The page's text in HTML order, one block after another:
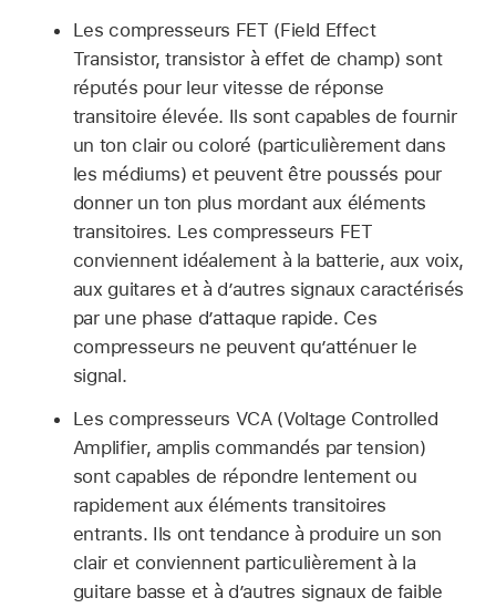
Les compresseurs FET (Field Effect
Transistor, transistor à effet de champ) sont
réputés pour leur vitesse de réponse
transitoire élevée. Ils sont capables de fournir
un ton clair ou coloré (particulièrement dans
les médiums) et peuvent être poussés pour
donner un ton plus mordant aux éléments
transitoires. Les compresseurs FET
conviennent idéalement à la batterie, aux voix,
aux guitares et à d’autres signaux caractérisés
par une phase d’attaque rapide. Ces
compresseurs ne peuvent qu’atténuer le
signal.
Les compresseurs VCA (Voltage Controlled
Amplifier, amplis commandés par tension)
sont capables de répondre lentement ou
rapidement aux éléments transitoires
entrants. Ils ont tendance à produire un son
clair et conviennent particulièrement à la
guitare basse et à d’autres signaux de faible